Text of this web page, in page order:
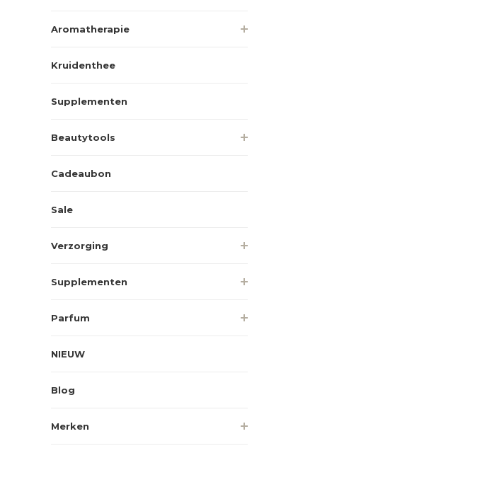
Aromatherapie
Kruidenthee
Supplementen
Beautytools
Cadeaubon
Sale
Verzorging
Supplementen
Parfum
NIEUW
Blog
Merken